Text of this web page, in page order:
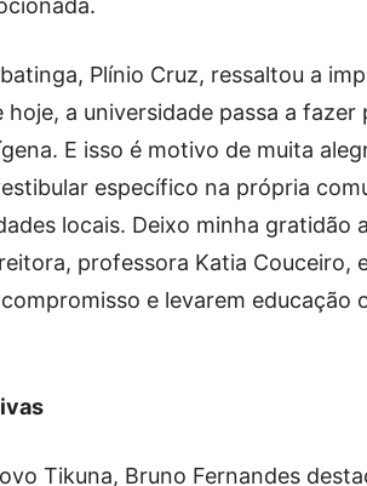
Plínio Cruz, ressaltou a
hoje, a universidade passa a
E isso é motivo de muita
específico na própria
locais. Deixo minha gratidão
professora Katia Couceiro,
e levarem educação
Tikuna, Bruno Fernandes